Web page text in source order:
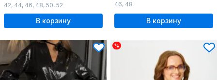
42, 44, 46, 48, 50, 52
В корзину
46, 48
В корзину
%